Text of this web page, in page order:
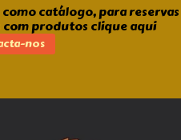
catálogo, para reservas
produtos clique aqui
nos